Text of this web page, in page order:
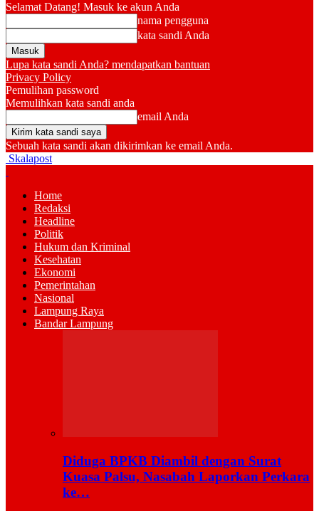
Selamat Datang! Masuk ke akun Anda
nama pengguna
kata sandi Anda
Lupa kata sandi Anda? mendapatkan bantuan
Privacy Policy
Pemulihan password
Memulihkan kata sandi anda
email Anda
Sebuah kata sandi akan dikirimkan ke email Anda.
Skalapost
Home
Redaksi
Headline
Politik
Hukum dan Kriminal
Kesehatan
Ekonomi
Pemerintahan
Nasional
Lampung Raya
Bandar Lampung
Diduga BPKB Diambil dengan Surat
Kuasa Palsu, Nasabah Laporkan Perkara
ke…